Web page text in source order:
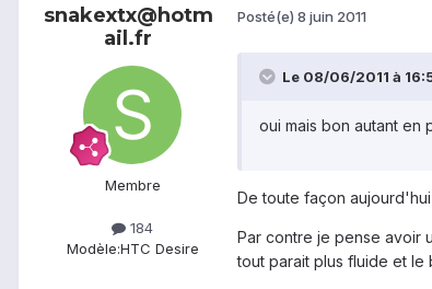
snakextx@hotm
ail.fr
Membre
184
Modèle:HTC Desire
Posté(e) 8 juin 2011
Le 08/06/2011 à
oui mais bon autant en
De toute façon
Par contre je pense avoir
tout parait plus fluide et le